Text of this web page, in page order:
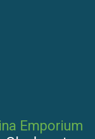
Emporium